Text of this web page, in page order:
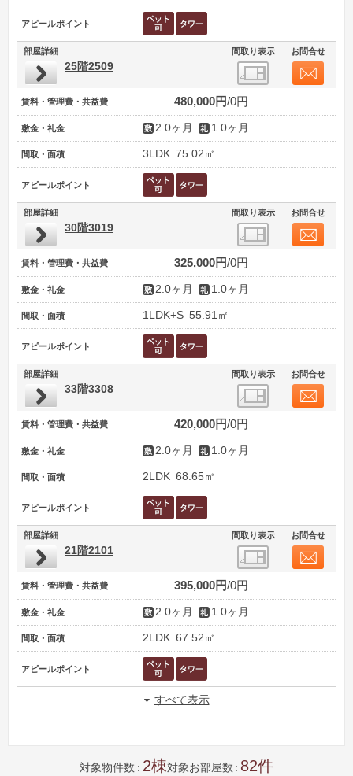
アピールポイント
部屋詳細 間取り表示 お問合せ
25階2509
賃料・管理費・共益費 480,000円 0円
敷金・礼金 2.0ヶ月 1.0ヶ月
間取・面積 3LDK 75.02㎡
アピールポイント
部屋詳細 間取り表示 お問合せ
30階3019
賃料・管理費・共益費 325,000円 0円
敷金・礼金 2.0ヶ月 1.0ヶ月
間取・面積 1LDK+S 55.91㎡
アピールポイント
部屋詳細 間取り表示 お問合せ
33階3308
賃料・管理費・共益費 420,000円 0円
敷金・礼金 2.0ヶ月 1.0ヶ月
間取・面積 2LDK 68.65㎡
アピールポイント
部屋詳細 間取り表示 お問合せ
21階2101
賃料・管理費・共益費 395,000円 0円
敷金・礼金 2.0ヶ月 1.0ヶ月
間取・面積 2LDK 67.52㎡
アピールポイント
すべて表示
対象物件数 2 対象お部屋数 82